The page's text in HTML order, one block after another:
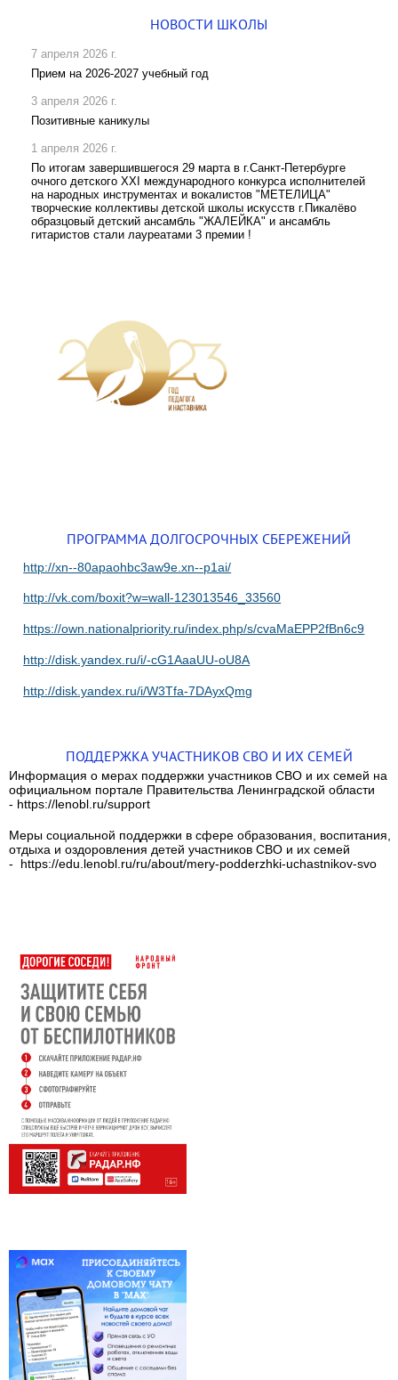
НОВОСТИ ШКОЛЫ
7 апреля 2026 г.
Прием на 2026-2027 учебный год
3 апреля 2026 г.
Позитивные каникулы
1 апреля 2026 г.
По итогам завершившегося 29 марта в г.Санкт-Петербурге
очного детского XXI международного конкурса исполнителей
на народных инструментах и вокалистов "МЕТЕЛИЦА"
творческие коллективы детской школы искусств г.Пикалёво
образцовый детский ансамбль "ЖАЛЕЙКА" и ансамбль
гитаристов стали лауреатами 3 премии !
ПРОГРАММА ДОЛГОСРОЧНЫХ СБЕРЕЖЕНИЙ
http://xn--80apaohbc3aw9e.xn--p1ai/
http://vk.com/boxit?w=wall-123013546_33560
https://own.nationalpriority.ru/index.php/s/cvaMaEPP2fBn6c9
http://disk.yandex.ru/i/-cG1AaaUU-oU8A
http://disk.yandex.ru/i/W3Tfa-7DAyxQmg
ПОДДЕРЖКА УЧАСТНИКОВ СВО И ИХ СЕМЕЙ
Информация о мерах поддержки участников СВО и их семей на
официальном портале Правительства Ленинградской области
- https://lenobl.ru/support
Меры социальной поддержки в сфере образования, воспитания,
отдыха и оздоровления детей участников СВО и их семей
- https://edu.lenobl.ru/ru/about/mery-podderzhki-uchastnikov-svo